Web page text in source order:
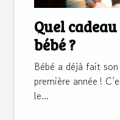
Quel
bébé ?
Bébé a déjà fait
première année !
le...